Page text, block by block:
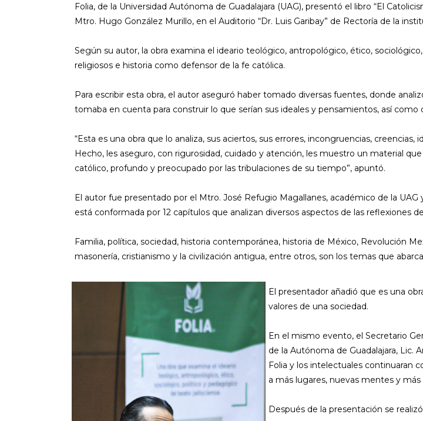
Folia, de la Universidad Autónoma de Guadalajara (UAG), presentó el libro “El
Mtro. Hugo González Murillo, en el Auditorio “Dr. Luis Garibay” de Rectoría de la
Según su autor, la obra examina el ideario teológico, antropológico, ético,
religiosos e historia como defensor de la fe católica.
Para escribir esta obra, el autor aseguró haber tomado diversas fuentes, donde
tomaba en cuenta para construir lo que serían sus ideales y pensamientos, así como
“Esta es una obra que lo analiza, sus aciertos, sus errores, incongruencias,
Hecho, les aseguro, con rigurosidad, cuidado y atención, les muestro un material
católico, profundo y preocupado por las tribulaciones de su tiempo”, apuntó.
El autor fue presentado por el Mtro. José Refugio Magallanes, académico de la
está conformada por 12 capítulos que analizan diversos aspectos de las reflexiones
Familia, política, sociedad, historia contemporánea, historia de México, Revolución
masonería, cristianismo y la civilización antigua, entre otros, son los temas que
El presentador añadió que es una
valores de una sociedad.
En el mismo evento, el Secretario
de la Autónoma de Guadalajara, Lic.
Folia y los intelectuales continuaran
a más lugares, nuevas mentes y
Después de la presentación se